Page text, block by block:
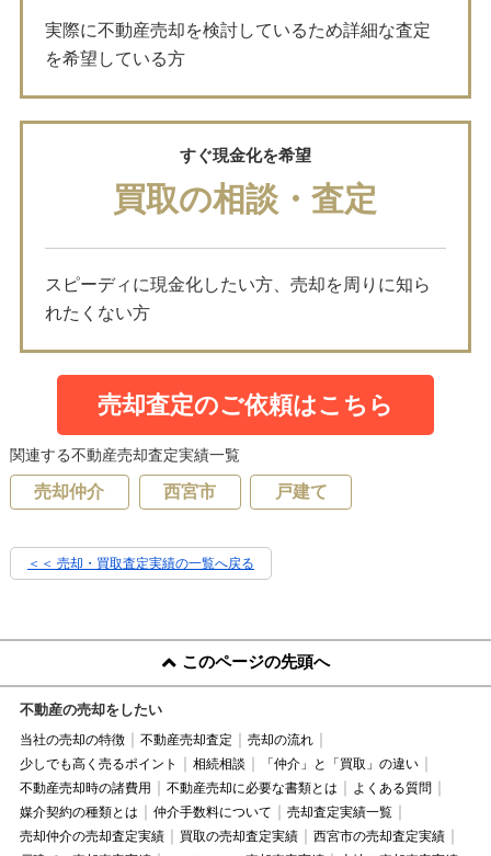
実際に不動産売却を検討しているため詳細な査定
を希望している方
すぐ現金化を希望
買取の相談・査定
スピーディに現金化したい方、売却を周りに知ら
れたくない方
売却査定のご依頼はこちら
関連する不動産売却査定実績一覧
売却仲介 西宮市 戸建て
＜＜ 売却・買取査定実績の一覧へ戻る
このページの先頭へ
不動産の売却をしたい
当社の売却の特徴 不動産売却査定
売却の流れ
少しでも高く売るポイント
相続相談
「仲介」と「買取」の違い
不動産売却時の諸費用
不動産売却に必要な書類とは
よくある質問
媒介契約の種類とは
仲介手数料について
売却査定実績一覧
売却仲介の売却査定実績
買取の売却査定実績
西宮市の売却査定実績